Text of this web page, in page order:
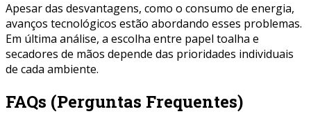
Apesar das desvantagens, como o consumo de energia,
avanços tecnológicos estão abordando esses problemas.
Em última análise, a escolha entre papel toalha e
secadores de mãos depende das prioridades individuais
de cada ambiente.
FAQs (Perguntas Frequentes)